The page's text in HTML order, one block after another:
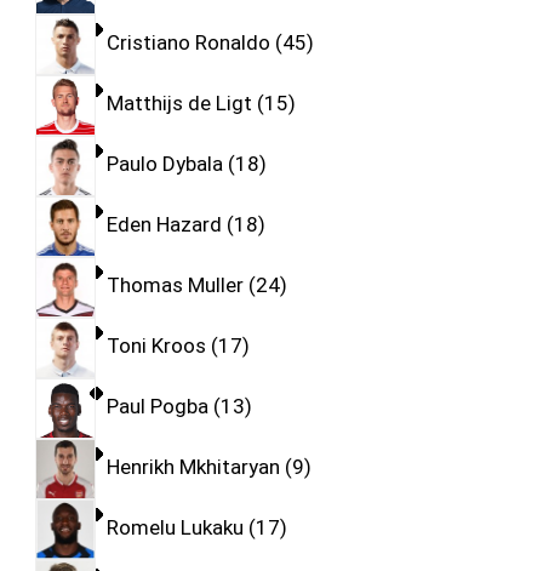
Cristiano Ronaldo 45
Matthijs de Ligt 15
Paulo Dybala 18
Eden Hazard 18
Thomas Muller 24
Toni Kroos 17
Paul Pogba 13
Henrikh Mkhitaryan 9
Romelu Lukaku 17